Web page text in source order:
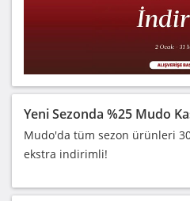
Yeni Sezonda %25 Mudo
Mudo'da tüm sezon ürünleri
ekstra indirimli!